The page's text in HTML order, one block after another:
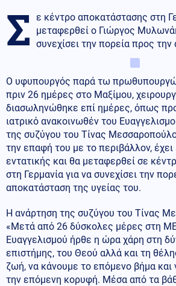
Σ ε κέντρο αποκατάστασης στη
μεταφερθεί ο Γιώργος
συνεχίσει την πορεία προς
Ο υφυπουργός παρά τω
πριν 26 ημέρες στο Μαξίμου,
διασωληνώθηκε επί ημέρες, όπως
ιατρικό ανακοινωθέν του
της συζύγου του Τίνας
την επαφή του με το περιβάλλον, έχει
εντατικής και θα μεταφερθεί σε
στη Γερμανία για να συνεχίσει την
αποκατάσταση της υγείας του.
Η ανάρτηση της συζύγου του Τίνας
«Μετά από 26 δύσκολες μέρες στη
Ευαγγελισμού ήρθε η ώρα χάρη στη
επιστήμης, του Θεού αλλά και τη
ζωή, να κάνουμε το επόμενο βήμα και
την επόμενη κορυφή. Μέσα από τα